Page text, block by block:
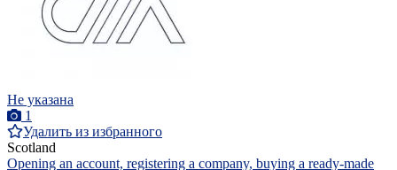
Не указана
1
Удалить из избранного
Scotland
Opening an account, registering a company, buying a ready-made